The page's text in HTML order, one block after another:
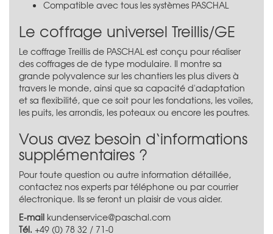
Compatible avec tous les systèmes PASCHAL
Le coffrage universel Treillis/GE
Le coffrage Treillis de PASCHAL est conçu pour réaliser
des coffrages de de type modulaire. Il montre sa
grande polyvalence sur les chantiers les plus divers à
travers le monde, ainsi que sa capacité d'adaptation
et sa flexibilité, que ce soit pour les fondations, les voiles,
les puits, les arrondis, les poteaux ou encore les poutres.
Vous avez besoin d‘informations
supplémentaires ?
Pour toute question ou autre information détaillée,
contactez nos experts par téléphone ou par courrier
électronique. Ils se feront un plaisir de vous aider.
E-mail kundenservice@paschal.com
Tél. +49 (0) 78 32 / 71-0